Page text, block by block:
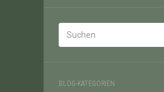
BLOG-KATEGORIEN